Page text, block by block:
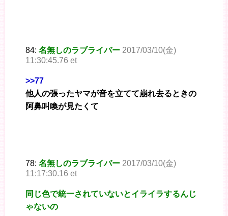
84: 名無しのラブライバー 2017/03/10(金)
11:30:45.76 et
>>77
他人の張ったヤマが音を立てて崩れ去るときの
阿鼻叫喚が見たくて
78: 名無しのラブライバー 2017/03/10(金)
11:17:30.16 et
同じ色で統一されていないとイライラするんじ
ゃないの